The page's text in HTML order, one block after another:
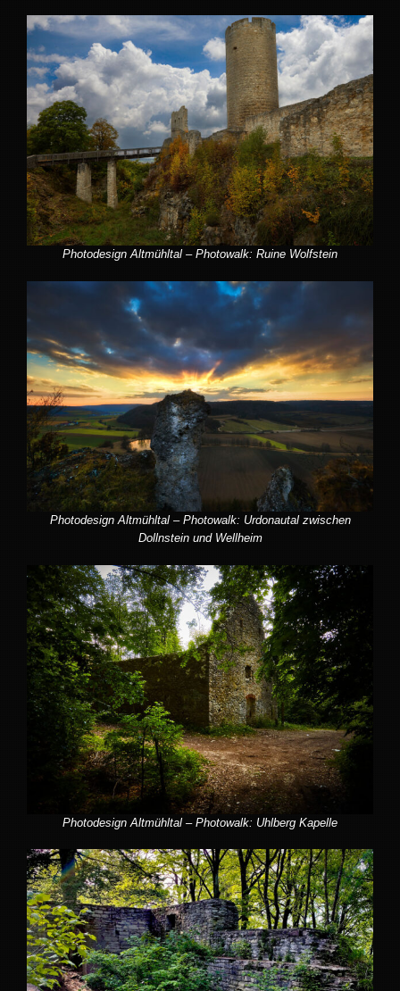
Photodesign Altmühltal – Photowalk: Ruine Wolfstein
Photodesign Altmühltal – Photowalk: Urdonautal zwischen
Dollnstein und Wellheim
Photodesign Altmühltal – Photowalk: Uhlberg Kapelle